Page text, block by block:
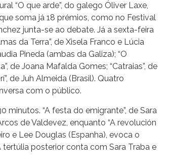
“O que arde”, do galego Óliver Laxe,
soma já 18 prémios, como no Festival
junta-se ao debate. Já a sexta-feira
da Terra”, de Xisela Franco e Lúcia
Pineda (ambas da Galiza); “O
de Joana Mafalda Gomes; “Catraias”, de
de Juh Almeida (Brasil). Quatro
com o público.
minutos. “A festa do emigrante”, de Sara
de Valdevez, enquanto “A revolución
e Lee Douglas (Espanha), evoca o
posterior conta com Sara Traba e